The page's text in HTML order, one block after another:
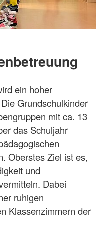
ein hoher
Grundschulkinder
mit ca. 13
das Schuljahr
Oberstes Ziel ist es,
und
Dabei
ruhigen
Klassenzimmern der